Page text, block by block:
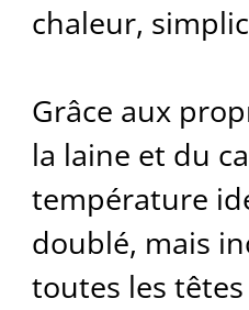
chaleur,
Grâce aux
la laine et du
température
doublé, mais
toutes les